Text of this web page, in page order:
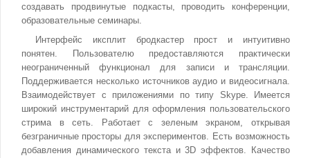
создавать продвинутые подкасты, проводить конференции,
образовательные семинары.
Интерфейс иксплит бродкастер прост и интуитивно
понятен. Пользователю предоставляются практически
неограниченный функционал для записи и трансляции.
Поддерживается несколько источников аудио и видеосигнала.
Взаимодействует с приложениями по типу Skype. Имеется
широкий инструментарий для оформления пользовательского
стрима в сеть. Работает с зеленым экраном, открывая
безграничные просторы для экспериментов. Есть возможность
добавления динамического текста и 3D эффектов. Качество